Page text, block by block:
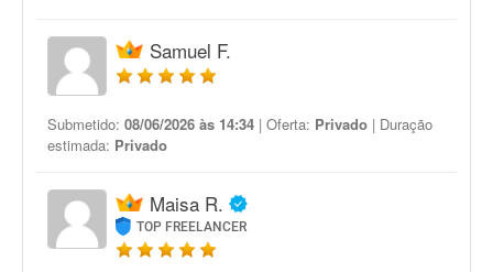
Samuel F.
Submetido: 08/06/2026 às 14:34 | Oferta: Privado | Duração
estimada: Privado
Maisa R.
TOP FREELANCER